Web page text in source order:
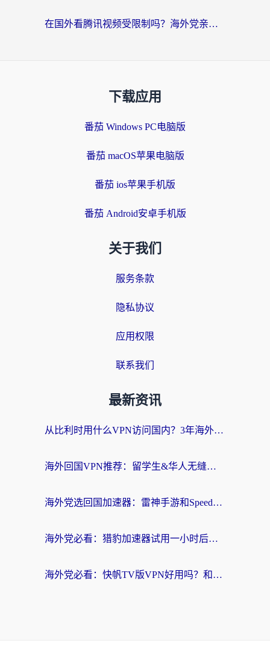
在国外看腾讯视频受限制吗？海外党亲测有效的回国加速器选择指南
下载应用
番茄 Windows PC电脑版
番茄 macOS苹果电脑版
番茄 ios苹果手机版
番茄 Android安卓手机版
关于我们
服务条款
隐私协议
应用权限
联系我们
最新资讯
从比利时用什么VPN访问国内？3年海外党亲测有效的无缝回国上网指南
海外回国VPN推荐：留学生&华人无缝访问国内资源的实用指南
海外党选回国加速器：雷神手游和SpeedCN哪个好？附避坑指南
海外党必看：猎豹加速器试用一小时后，我终于找到无缝访问国内资源的正确姿势
海外党必看：快帆TV版VPN好用吗？和畅游VPN对比哪个回国效果更好？附实用选择指南